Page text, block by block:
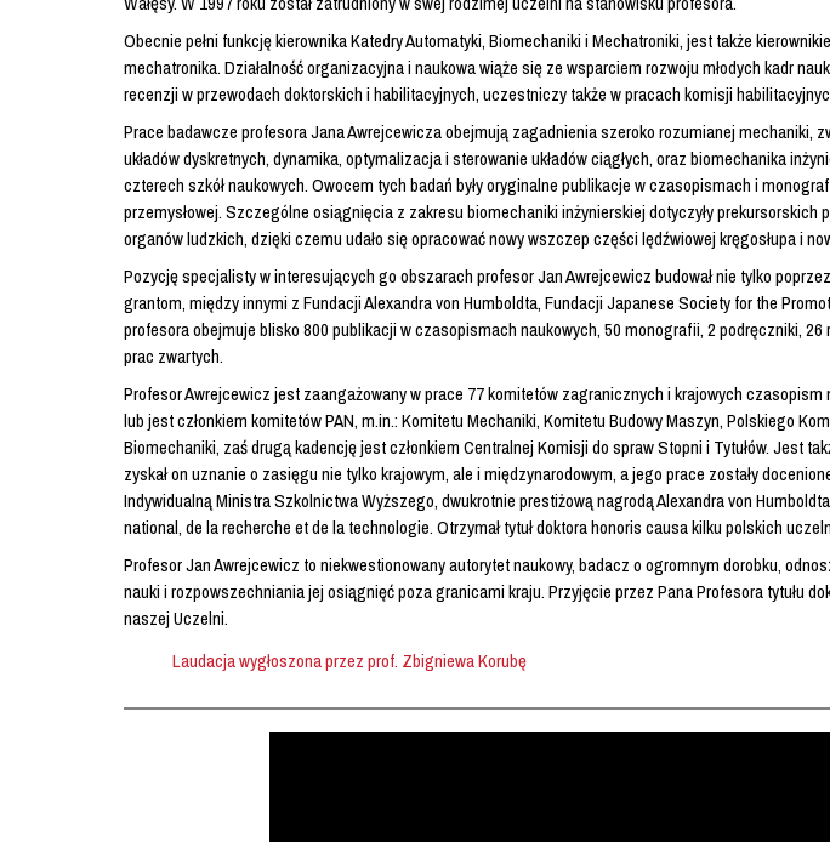
Obecnie pełni funkcję kierownika Katedry Automatyki, Biomechaniki i Mechatroniki, jest także
mechatronika. Działalność organizacyjna i naukowa wiąże się ze wsparciem rozwoju młodych kadr
recenzji w przewodach doktorskich i habilitacyjnych, uczestniczy także w pracach komisji
Prace badawcze profesora Jana Awrejcewicza obejmują zagadnienia szeroko rozumianej
układów dyskretnych, dynamika, optymalizacja i sterowanie układów ciągłych, oraz biomechanika
czterech szkół naukowych. Owocem tych badań były oryginalne publikacje w czasopismach i
przemysłowej. Szczególne osiągnięcia z zakresu biomechaniki inżynierskiej dotyczyły
organów ludzkich, dzięki czemu udało się opracować nowy wszczep części lędźwiowej kręgosłupa i
Pozycję specjalisty w interesujących go obszarach profesor Jan Awrejcewicz budował nie tylko
grantom, między innymi z Fundacji Alexandra von Humboldta, Fundacji Japanese Society for the
profesora obejmuje blisko 800 publikacji w czasopismach naukowych, 50 monografii, 2 podręczniki,
prac zwartych.
Profesor Awrejcewicz jest zaangażowany w prace 77 komitetów zagranicznych i krajowych
lub jest członkiem komitetów PAN, m.in.: Komitetu Mechaniki, Komitetu Budowy Maszyn, Polskiego
Biomechaniki, zaś drugą kadencję jest członkiem Centralnej Komisji do spraw Stopni i Tytułów. Jest
zyskał on uznanie o zasięgu nie tylko krajowym, ale i międzynarodowym, a jego prace zostały
Indywidualną Ministra Szkolnictwa Wyższego, dwukrotnie prestiżową nagrodą Alexandra von
national, de la recherche et de la technologie. Otrzymał tytuł doktora honoris causa kilku polskich
Profesor Jan Awrejcewicz to niekwestionowany autorytet naukowy, badacz o ogromnym dorobku,
nauki i rozpowszechniania jej osiągnięć poza granicami kraju. Przyjęcie przez Pana Profesora tytułu
naszej Uczelni.
Laudacja wygłoszona przez prof. Zbigniewa Korubę